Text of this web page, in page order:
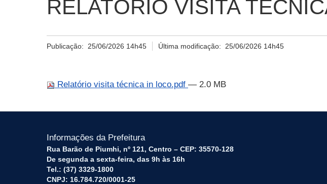
RELATÓRIO VISITA
Publicação: 25/06/2026 14h45 Última modificação: 25/06/2026 14h45
Relatório visita técnica in loco.pdf — 2.0 MB
Informações da Prefeitura
Rua Barão de Piumhi, nº 121, Centro – CEP: 35570-128
De segunda a sexta-feira, das 9h às 16h
Tel.: (37) 3329-1800
CNPJ: 16.784.720/0001-25